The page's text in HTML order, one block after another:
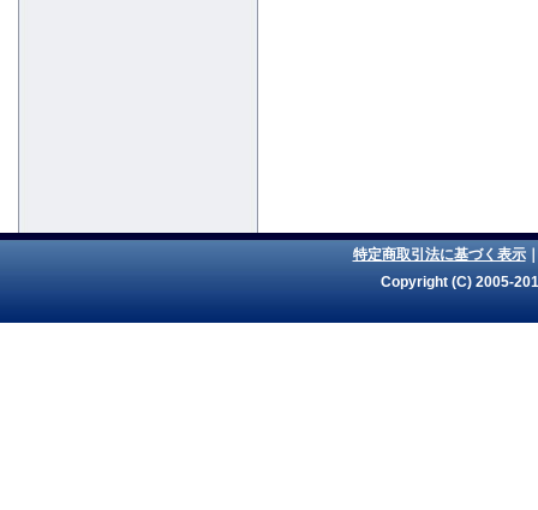
特定商取引法に基づく表示
Copyright (C) 2005-